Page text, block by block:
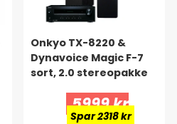
Onkyo TX-8220 &
Dynavoice Magic F-7
sort, 2.0 stereopakke
5999 kr
Spar 2318 kr